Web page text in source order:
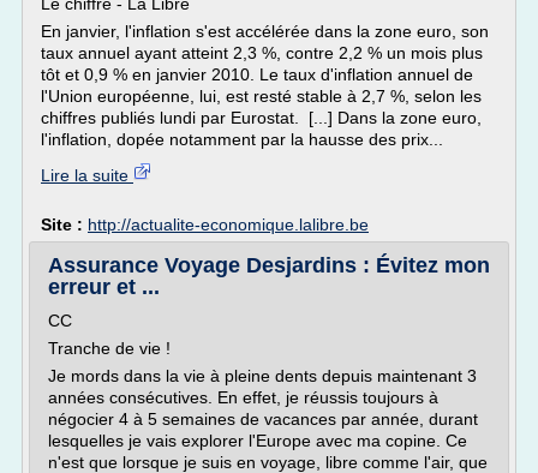
En janvier, l'inflation s'est accélérée dans la zone euro, son
taux annuel ayant atteint 2,3 %, contre 2,2 % un mois plus
tôt et 0,9 % en janvier 2010. Le taux d'inflation annuel de
l'Union européenne, lui, est resté stable à 2,7 %, selon les
chiffres publiés lundi par Eurostat. [...] Dans la zone euro,
l'inflation, dopée notamment par la hausse des prix...
Lire la suite
Site : http://actualite-economique.lalibre.be
Assurance Voyage Desjardins : Évitez mon
erreur et ...
CC
Tranche de vie !
Je mords dans la vie à pleine dents depuis maintenant 3
années consécutives. En effet, je réussis toujours à
négocier 4 à 5 semaines de vacances par année, durant
lesquelles je vais explorer l'Europe avec ma copine. Ce
n'est que lorsque je suis en voyage, libre comme l'air, que